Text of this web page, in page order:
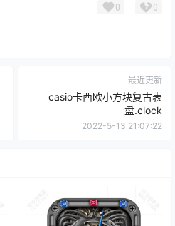
0 0
最近更新
casio卡西欧小方块复古表
盘.clock
2022-5-13 21:07:22